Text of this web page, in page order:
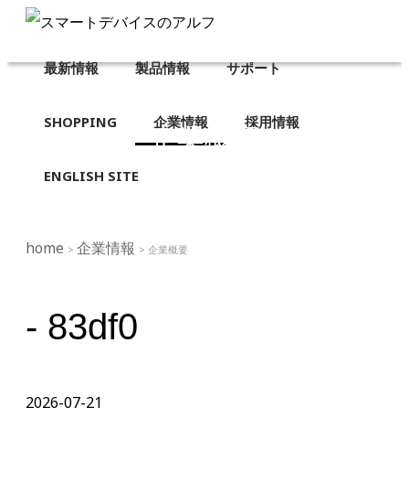
最新情報 製品情報 サポート
SHOPPING 企業情報 採用情報
ENGLISH SITE
企業概要
home > 企業情報 > 企業概要
- 83df0
2026-07-21